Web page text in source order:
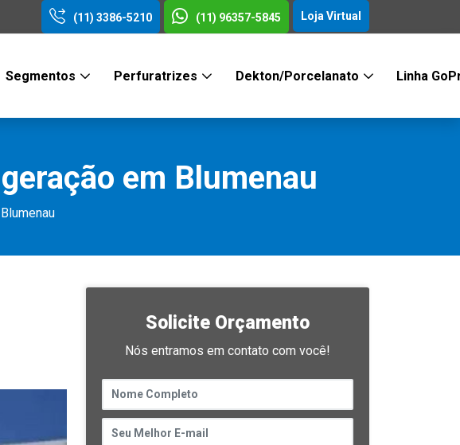
(11) 3386-5210 (11) 96357-5845 Loja Virtual
Segmentos Perfuratrizes Dekton/Porcelanato Linha
em Blumenau
Solicite Orçamento
Nós entramos em contato com você!